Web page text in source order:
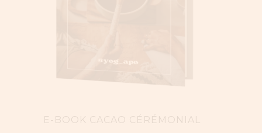
E-BOOK CACAO CÉRÉMONIAL